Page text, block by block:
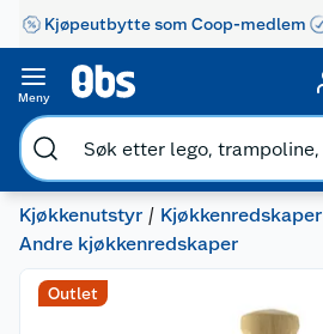
Kjøpeutbytte som Coop-medlem
Meny
Kjøkkenutstyr
Kjøkkenredskaper
Andre kjøkkenredskaper
Outlet